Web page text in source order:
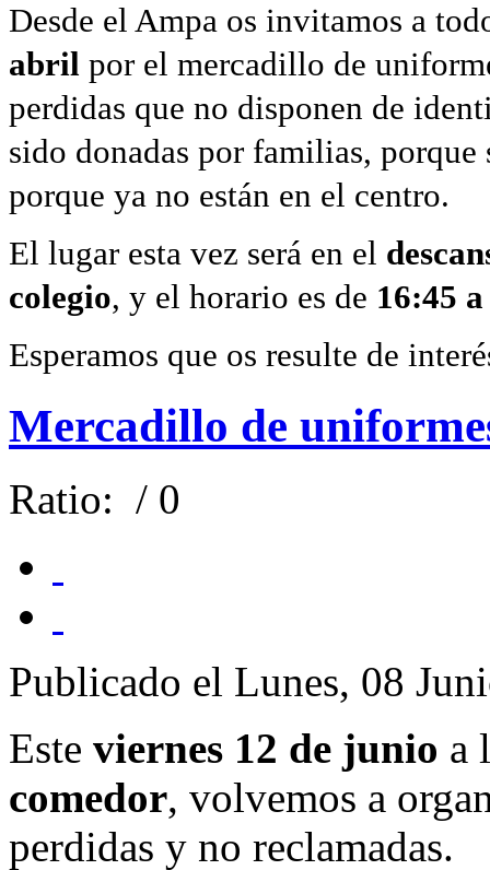
Desde el Ampa os invitamos a
abril por el mercadillo de
perdidas que no disponen de
sido donadas por familias, porque
porque ya no están en el centro.
El lugar esta vez será en el
colegio, y el horario es de 16:45
Esperamos que os resulte de
Mercadillo de
Ratio: / 0
Publicado el Lunes, 08
Este viernes 12 de junio a
comedor, volvemos a
perdidas y no reclamadas.